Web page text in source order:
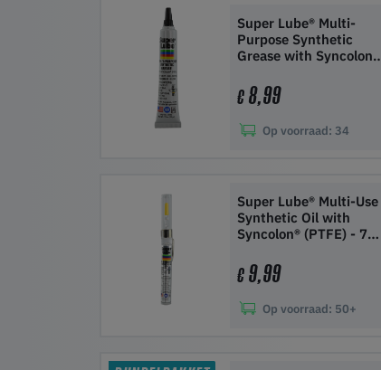
Super Lube® Multi-
Purpose Synthetic
Grease with Syncolon®
€8,99
Op voorraad: 34
Super Lube® Multi-Use
Synthetic Oil with
Syncolon® (PTFE) - 7
€9,99
Op voorraad: 50+
In winkelwagen